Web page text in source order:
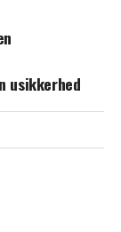
usikkerhed